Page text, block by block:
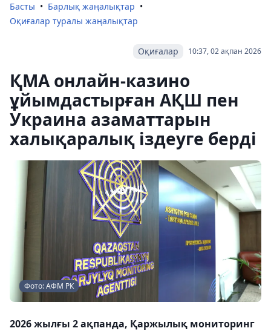
Басты
Барлық жаңалықтар
Оқиғалар туралы жаңалықтар
10:37, 02 ақпан 2026
Оқиғалар
ҚМА онлайн-казино
ұйымдастырған АҚШ пен
Украина азаматтарын
халықаралық іздеуге берді
Фото: АФМ РК
2026 жылғы 2 ақпанда, Қаржылық мониторинг